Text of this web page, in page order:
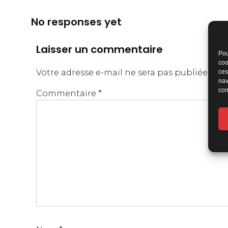
No responses yet
Laisser un commentaire
Votre adresse e-mail ne sera pas publiée.
Commentaire *